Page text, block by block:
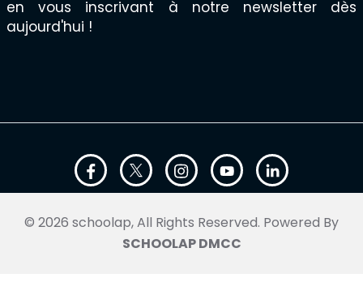
en vous inscrivant à notre newsletter dès
aujourd'hui !
© 2026 schoolap, All Rights Reserved. Powered By
SCHOOLAP DMCC